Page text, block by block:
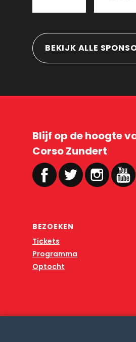
BEKIJK ALLE
Blijf op de hoogte
Corso Zundert
BEZOEKEN
Tickets
Programma
Optocht